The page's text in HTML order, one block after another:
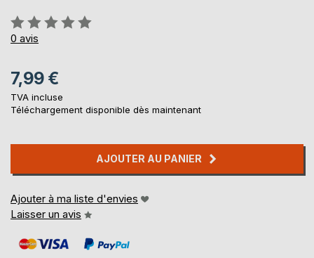
Évaluation:
0%
0 avis
7,99 €
TVA incluse
Téléchargement disponible dès maintenant
AJOUTER AU PANIER
Ajouter à ma liste d'envies
Laisser un avis